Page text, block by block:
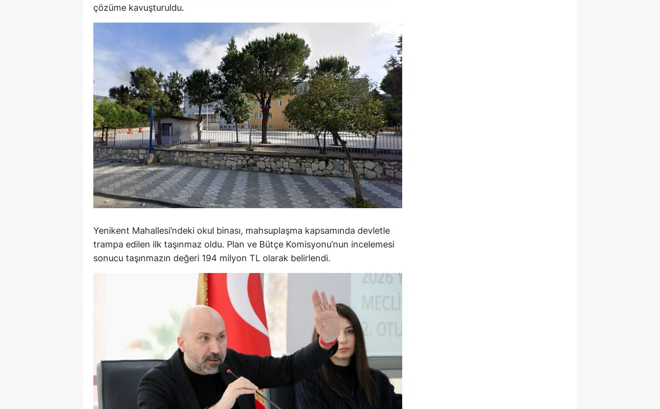
Aksaray
Bayburt
Karaman
Kırıkkale
Batman
Şırnak
Bartın
Ardahan
Iğdır
Yalova
Karabük
Kilis
Düzce
çözüme kavuşturuldu.
Yenikent Mahallesi’ndeki okul binası, mahsuplaşma kapsamında devletle
trampa edilen ilk taşınmaz oldu. Plan ve Bütçe Komisyonu’nun incelemesi
sonucu taşınmazın değeri 194 milyon TL olarak belirlendi.